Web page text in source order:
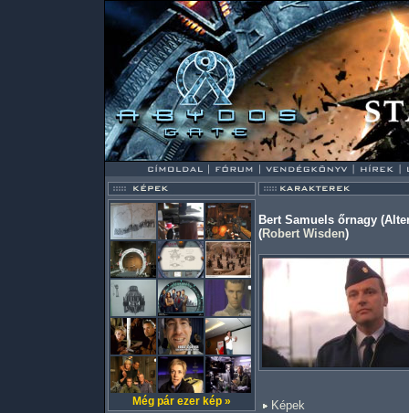
Még pár ezer kép »
Bert Samuels őrnagy
(Robert Wisden)
Képek